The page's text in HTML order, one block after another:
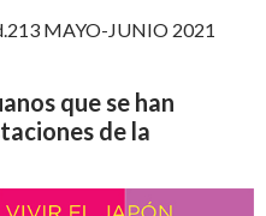
MAYO-JUNIO 2021
que se han
de la